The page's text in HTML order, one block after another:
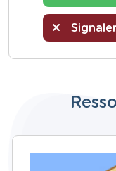
Signaler